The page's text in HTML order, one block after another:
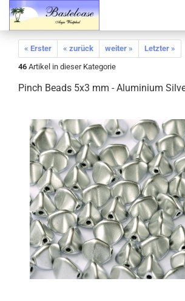
« Erster « zurück weiter »
Letzter »
46 Artikel in dieser Kategorie
Pinch Beads 5x3 mm - Aluminium